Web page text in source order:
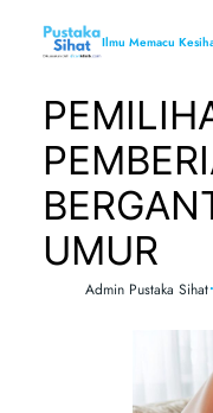
Ilmu Memacu
UMUR
Admin Pustaka Sihat•